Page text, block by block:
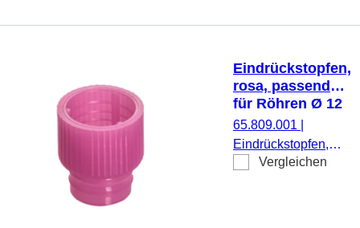
Eindrückstopfen,
rosa, passend
für Röhren Ø 12
mm
65.809.001
Eindrückstopfen,
rosa, passend für
Vergleichen